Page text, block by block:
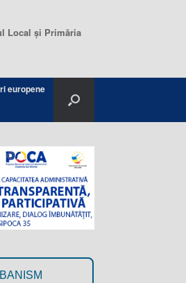
Local şi Primăria
europene